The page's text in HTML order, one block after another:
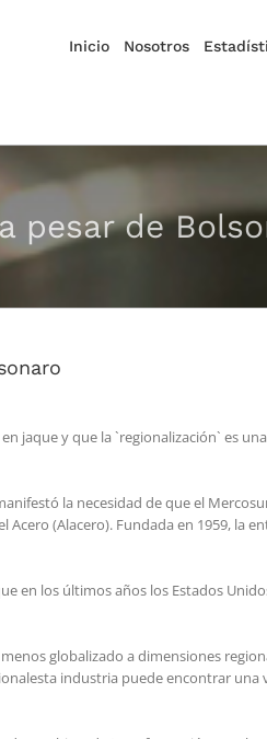
Inicio Nosotros
pesar de
jaque y que la `regionalización` es
la necesidad de que el
Acero (Alacero). Fundada en 1959,
en los últimos años los Estados
globalizado a dimensiones
industria puede encontrar